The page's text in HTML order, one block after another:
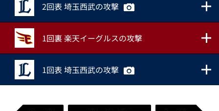
2回表 埼玉西武の攻撃
1回裏 楽天イーグルスの攻撃
1回表 埼玉西武の攻撃